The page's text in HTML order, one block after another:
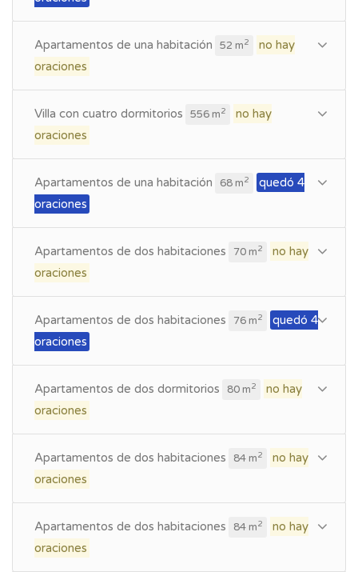
Apartamentos de una habitación 52 m2
no hay
oraciones
Villa con cuatro dormitorios 556 m2
no hay
oraciones
Apartamentos de una habitación 68 m2
quedó 4
oraciones
Apartamentos de dos habitaciones 70 m2
no hay
oraciones
Apartamentos de dos habitaciones 76 m2
quedó 4
oraciones
Apartamentos de dos dormitorios 80 m2
no hay
oraciones
Apartamentos de dos habitaciones 84 m2
no hay
oraciones
Apartamentos de dos habitaciones 84 m2
no hay
oraciones